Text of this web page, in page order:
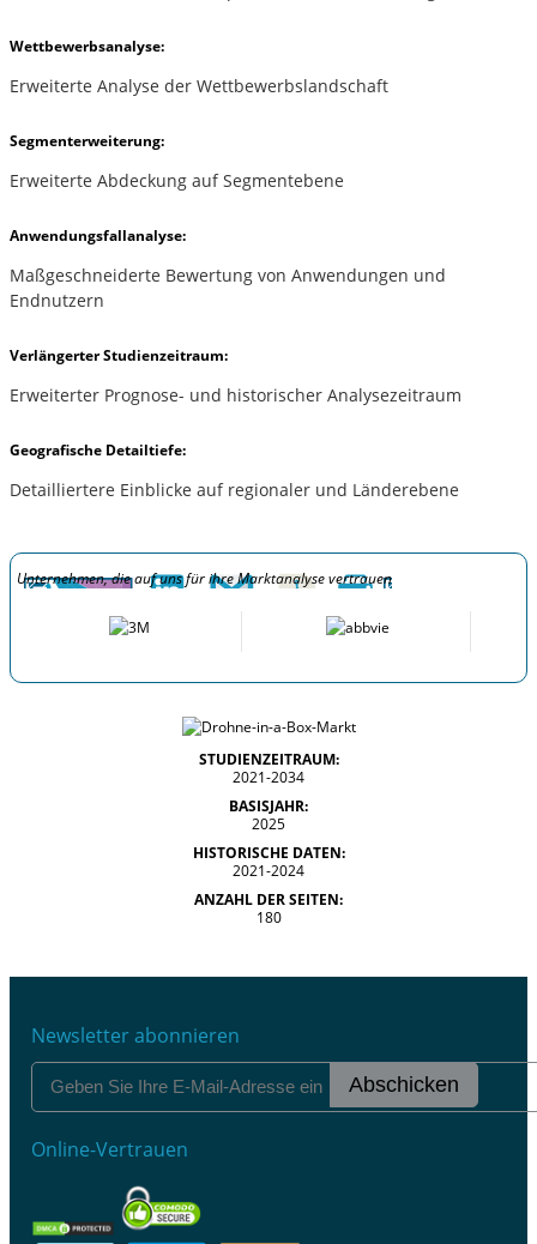
Wettbewerbsanalyse:
Erweiterte Analyse der Wettbewerbslandschaft
Segmenterweiterung:
Erweiterte Abdeckung auf Segmentebene
Anwendungsfallanalyse:
Maßgeschneiderte Bewertung von Anwendungen und
Endnutzern
Verlängerter Studienzeitraum:
Erweiterter Prognose- und historischer Analysezeitraum
Geografische Detailtiefe:
Detailliertere Einblicke auf regionaler und Länderebene
Unternehmen, die auf uns für ihre Marktanalyse vertrauen
STUDIENZEITRAUM:
2021-2034
BASISJAHR:
2025
HISTORISCHE DATEN:
2021-2024
ANZAHL DER SEITEN:
180
Newsletter abonnieren
Abschicken
Online-Vertrauen